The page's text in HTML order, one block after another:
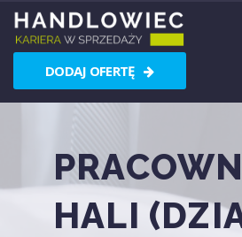
DODAJ OFERTĘ
HALI